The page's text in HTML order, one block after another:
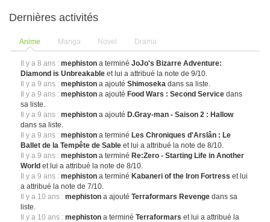
Dernières activités
Anime Manga Novel Drama
Il y a 8 ans : mephiston a terminéJoJo's Bizarre Adventure:
Diamond is Unbreakable et lui a attribué la note de 9/10.
Il y a 9 ans : mephiston a ajoutéShimoseka dans sa liste.
Il y a 9 ans : mephiston a ajouté Food Wars : Second Service dans
sa liste.
Il y a 9 ans : mephiston a ajouté D.Gray-man - Saison 2 : Hallow
dans sa liste.
Il y a 9 ans : mephiston a terminé Les Chroniques d'Arslân : Le
Ballet de la Tempête de Sable et lui a attribué la note de 8/10.
Il y a 9 ans : mephiston a terminé Re:Zero - Starting Life in Another
World et lui a attribué la note de 8/10.
Il y a 9 ans : mephiston a terminé Kabaneri of the Iron Fortress et lui
a attribué la note de 7/10.
Il y a 10 ans : mephiston a ajoutéTerraformars Revenge dans sa
liste.
Il y a 10 ans : mephiston a terminéTerraformars et lui a attribué la